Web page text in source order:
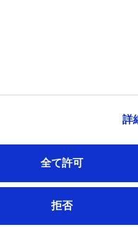
シーポリシー（
シーポリシー（外部サイ
詳
全て許可
拒否